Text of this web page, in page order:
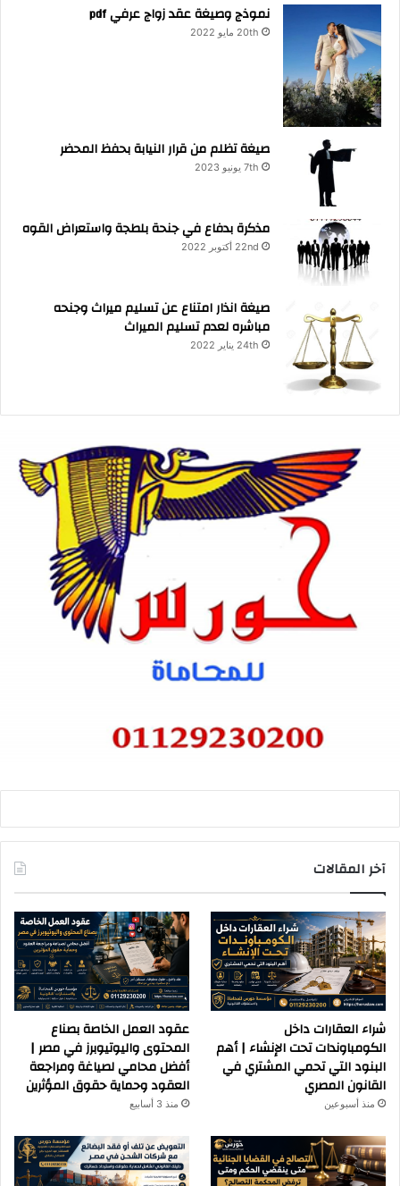
نموذج وصيغة عقد زواج عرفي pdf
20th مايو 2022
صيغة تظلم من قرار النيابة بحفظ المحضر
7th يونيو 2023
مذكرة بدفاع في جنحة بلطجة واستعراض القوه
22nd أكتوبر 2022
صيغة انذار امتناع عن تسليم ميراث وجنحه
مباشره لعدم تسليم الميراث
24th يناير 2022
آخر المقالات
شراء العقارات داخل
الكومباوندات تحت الإنشاء | أهم
البنود التي تحمي المشتري في
القانون المصري
منذ أسبوعين
عقود العمل الخاصة بصناع
المحتوى واليوتيوبرز في مصر |
أفضل محامي لصياغة ومراجعة
العقود وحماية حقوق المؤثرين
منذ 3 أسابيع